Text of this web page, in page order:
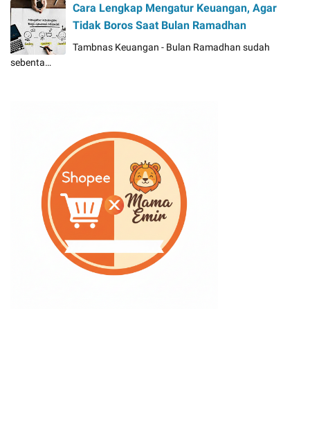
Cara Lengkap Mengatur Keuangan, Agar
Tidak Boros Saat Bulan Ramadhan
Tambnas Keuangan - Bulan Ramadhan sudah
sebenta…